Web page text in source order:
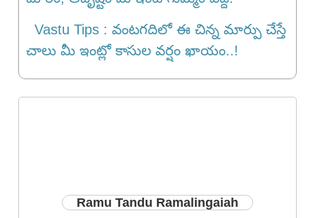
Vastu Tips : వంటగదిలో ఈ చిన్న మార్పు చేస్తే
చాలు మీ ఇంట్లో కాసుల వర్షం ఖాయం..!
Ramu Tandu Ramalingaiah